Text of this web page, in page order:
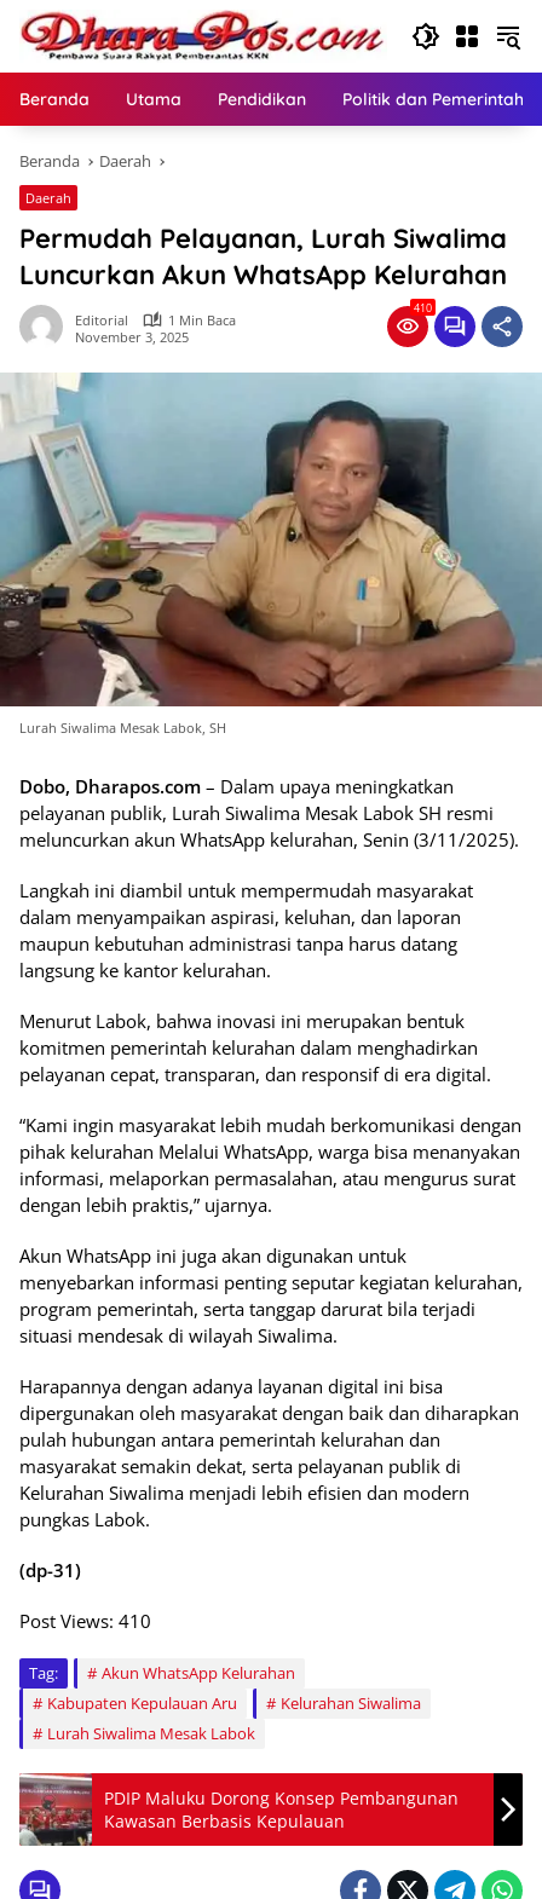
Langsung
konten
Beranda Utama Pendidikan Politik dan
Beranda Daerah
Daerah
Permudah Pelayanan, Lurah Siwalima
Luncurkan Akun WhatsApp Kelurahan
Editorial
1 Min Baca
November 3, 2025
410
Lurah Siwalima Mesak Labok, SH
Dobo, Dharapos.com – Dalam upaya meningkatkan
pelayanan publik, Lurah Siwalima Mesak Labok SH resmi
meluncurkan akun WhatsApp kelurahan, Senin (3/11/2025).
Langkah ini diambil untuk mempermudah masyarakat
dalam menyampaikan aspirasi, keluhan, dan laporan
maupun kebutuhan administrasi tanpa harus datang
langsung ke kantor kelurahan.
Menurut Labok, bahwa inovasi ini merupakan bentuk
komitmen pemerintah kelurahan dalam menghadirkan
pelayanan cepat, transparan, dan responsif di era digital.
“Kami ingin masyarakat lebih mudah berkomunikasi dengan
pihak kelurahan Melalui WhatsApp, warga bisa menanyakan
informasi, melaporkan permasalahan, atau mengurus surat
dengan lebih praktis,” ujarnya.
Akun WhatsApp ini juga akan digunakan untuk
menyebarkan informasi penting seputar kegiatan kelurahan,
program pemerintah, serta tanggap darurat bila terjadi
situasi mendesak di wilayah Siwalima.
Harapannya dengan adanya layanan digital ini bisa
dipergunakan oleh masyarakat dengan baik dan diharapkan
pulah hubungan antara pemerintah kelurahan dan
masyarakat semakin dekat, serta pelayanan publik di
Kelurahan Siwalima menjadi lebih efisien dan modern
pungkas Labok.
(dp-31)
Post Views: 410
Tag:
Akun WhatsApp Kelurahan
Kabupaten Kepulauan Aru
Kelurahan Siwalima
Lurah Siwalima Mesak Labok
PDIP Maluku Dorong Konsep Pembangunan
Kawasan Berbasis Kepulauan